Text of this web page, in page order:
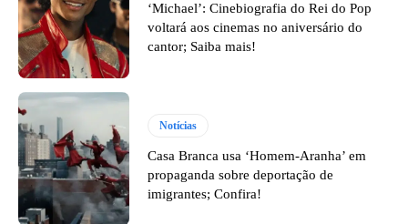
‘Michael’: Cinebiografia do Rei do Pop
voltará aos cinemas no aniversário do
cantor; Saiba mais!
Notícias
Casa Branca usa ‘Homem-Aranha’ em
propaganda sobre deportação de
imigrantes; Confira!